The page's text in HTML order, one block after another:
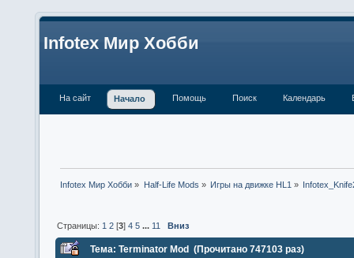
Infotex Мир Хобби
На сайт Начало Помощь Поиск Календарь
Infotex Мир Хобби » Half-Life Mods » Игры на движке HL1 »
Страницы: 1 2 [3]4 5 ... 11 Вниз
Тема: Terminator Mod (Прочитано 747103 раз)